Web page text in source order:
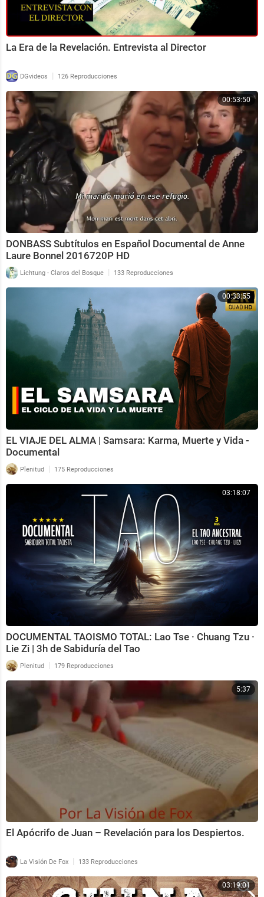
La Era de la Revelación. Entrevista al Director
DGvideos | 126 Reproducciones
00:53:50
DONBASS Subtítulos en Español Documental de Anne
Laure Bonnel 2016720P HD
Lichtung - Claros del Bosque | 133 Reproducciones
00:33:55
EL VIAJE DEL ALMA | Samsara: Karma, Muerte y Vida -
Documental
Plenitud | 175 Reproducciones
03:18:07
DOCUMENTAL TAOISMO TOTAL: Lao Tse · Chuang Tzu ·
Lie Zi | 3h de Sabiduría del Tao
Plenitud | 179 Reproducciones
5:37
El Apócrifo de Juan – Revelación para los Despiertos.
La Visión De Fox | 133 Reproducciones
03:19:01